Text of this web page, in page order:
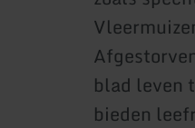
blad leven
bieden